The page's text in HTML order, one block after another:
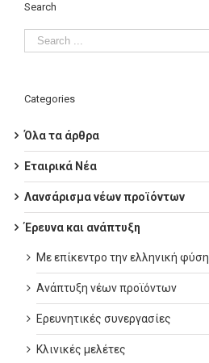
Search
Categories
Όλα τα άρθρα
Εταιρικά Νέα
Λανσάρισμα νέων προϊόντων
Έρευνα και ανάπτυξη
Με επίκεντρο την ελληνική φύση
Ανάπτυξη νέων προϊόντων
Ερευνητικές συνεργασίες
Κλινικές μελέτες